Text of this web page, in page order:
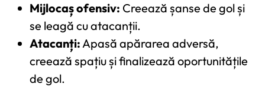
Mijlocaș ofensiv: Creează șanse de gol și
se leagă cu atacanții.
Atacanți:Apasă apărarea adversă,
creează spațiu și finalizează oportunitățile
de gol.